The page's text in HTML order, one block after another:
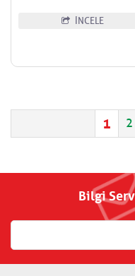
İNCELE
1 2
Bilgi